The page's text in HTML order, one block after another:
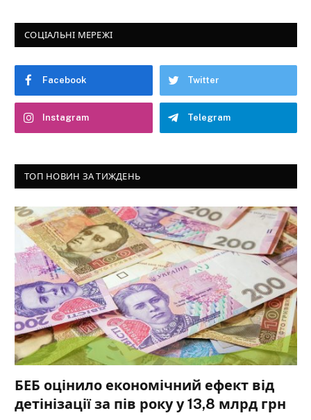
СОЦІАЛЬНІ МЕРЕЖІ
Facebook Twitter
Instagram Telegram
ТОП НОВИН ЗА ТИЖДЕНЬ
БЕБ оцінило економічний ефект від
детінізації за пів року у 13,8 млрд грн